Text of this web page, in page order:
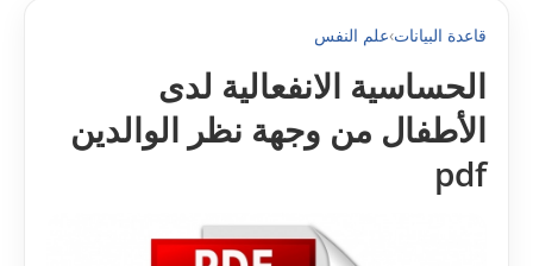
قاعدة البيانات›علم النفس
الحساسية الانفعالية لدى
الأطفال من وجهة نظر الوالدين
pdf